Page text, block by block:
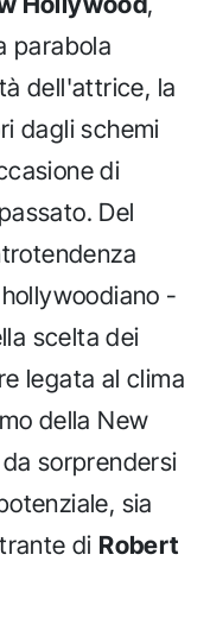
parabola
dell'attrice, la
dagli schemi
di
Del
-
scelta dei
legata al clima
della New
sorprendersi
sia
di Robert